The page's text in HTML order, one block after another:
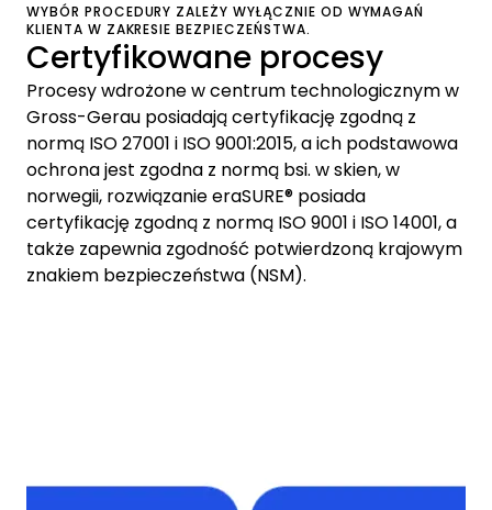
WYBÓR PROCEDURY ZALEŻY WYŁĄCZNIE OD WYMAGAŃ
KLIENTA W ZAKRESIE BEZPIECZEŃSTWA.
Certyfikowane procesy
Procesy wdrożone w centrum technologicznym w
Gross-Gerau posiadają certyfikację zgodną z
normą ISO 27001 i ISO 9001:2015, a ich podstawowa
ochrona jest zgodna z normą bsi. w skien, w
norwegii, rozwiązanie eraSURE® posiada
certyfikację zgodną z normą ISO 9001 i ISO 14001, a
także zapewnia zgodność potwierdzoną krajowym
znakiem bezpieczeństwa (NSM).